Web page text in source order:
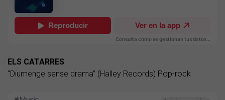
ELS CATARRES
“Diumenge sense drama” (Halley Records) Pop-rock